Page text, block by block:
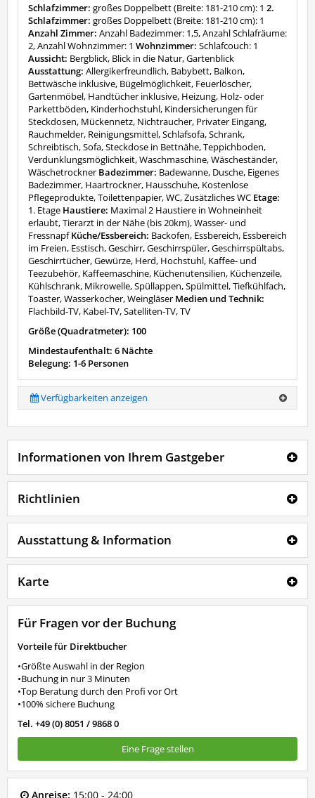
Schlafzimmer: großes Doppelbett (Breite: 181-210 cm): 1 2.
Schlafzimmer: großes Doppelbett (Breite: 181-210 cm): 1
Anzahl Zimmer: Anzahl Badezimmer: 1,5, Anzahl Schlafräume:
2, Anzahl Wohnzimmer: 1 Wohnzimmer: Schlafcouch: 1
Aussicht: Bergblick, Blick in die Natur, Gartenblick
Ausstattung: Allergikerfreundlich, Babybett, Balkon,
Bettwäsche inklusive, Bügelmöglichkeit, Feuerlöscher,
Gartenmöbel, Handtücher inklusive, Heizung, Holz- oder
Parkettböden, Kinderhochstuhl, Kindersicherungen für
Steckdosen, Mückennetz, Nichtraucher, Privater Eingang,
Rauchmelder, Reinigungsmittel, Schlafsofa, Schrank,
Schreibtisch, Sofa, Steckdose in Bettnähe, Teppichboden,
Verdunklungsmöglichkeit, Waschmaschine, Wäscheständer,
Wäschetrockner Badezimmer: Badewanne, Dusche, Eigenes
Badezimmer, Haartrockner, Hausschuhe, Kostenlose
Pflegeprodukte, Toilettenpapier, WC, Zusätzliches WC Etage:
1. Etage Haustiere: Maximal 2 Haustiere in Wohneinheit
erlaubt, Tierarzt in der Nähe (bis 20km), Wasser- und
FressnapfKüche/Essbereich: Backofen, Essbereich, Essbereich
im Freien, Esstisch, Geschirr, Geschirrspüler, Geschirrspültabs,
Geschirrtücher, Gewürze, Herd, Hochstuhl, Kaffee- und
Teezubehör, Kaffeemaschine, Küchenutensilien, Küchenzeile,
Kühlschrank, Mikrowelle, Spüllappen, Spülmittel, Tiefkühlfach,
Toaster, Wasserkocher, Weingläser Medien und Technik:
Flachbild-TV, Kabel-TV, Satelliten-TV, TV
Größe (Quadratmeter): 100
Mindestaufenthalt: 6 Nächte
Belegung: 1-6 Personen
Verfügbarkeiten anzeigen
Informationen von Ihrem Gastgeber
Richtlinien
Ausstattung & Information
Karte
Für Fragen vor der Buchung
Vorteile für Direktbucher
•Größte Auswahl in der Region
•Buchung in nur 3 Minuten
•Top Beratung durch den Profi vor Ort
•100% sichere Buchung
Tel. +49 (0) 8051 / 9868 0
Eine Frage stellen
Anreise: 15:00 - 24:00